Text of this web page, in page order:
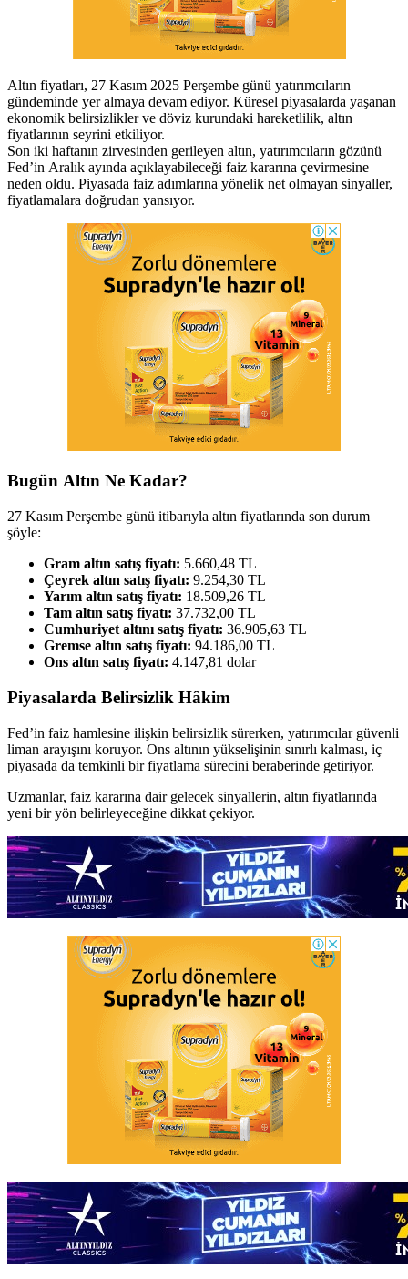
Altın fiyatları, 27 Kasım 2025 Perşembe günü yatırımcıların
gündeminde yer almaya devam ediyor. Küresel piyasalarda yaşanan
ekonomik belirsizlikler ve döviz kurundaki hareketlilik, altın
fiyatlarının seyrini etkiliyor.
Son iki haftanın zirvesinden gerileyen altın, yatırımcıların gözünü
Fed’in Aralık ayında açıklayabileceği faiz kararına çevirmesine
neden oldu. Piyasada faiz adımlarına yönelik net olmayan sinyaller,
fiyatlamalara doğrudan yansıyor.
Bugün Altın Ne Kadar?
27 Kasım Perşembe günü itibarıyla altın fiyatlarında son durum
şöyle:
Gram altın satış fiyatı: 5.660,48 TL
Çeyrek altın satış fiyatı: 9.254,30 TL
Yarım altın satış fiyatı: 18.509,26 TL
Tam altın satış fiyatı: 37.732,00 TL
Cumhuriyet altını satış fiyatı: 36.905,63 TL
Gremse altın satış fiyatı: 94.186,00 TL
Ons altın satış fiyatı: 4.147,81 dolar
Piyasalarda Belirsizlik Hâkim
Fed’in faiz hamlesine ilişkin belirsizlik sürerken, yatırımcılar güvenli
liman arayışını koruyor. Ons altının yükselişinin sınırlı kalması, iç
piyasada da temkinli bir fiyatlama sürecini beraberinde getiriyor.
Uzmanlar, faiz kararına dair gelecek sinyallerin, altın fiyatlarında
yeni bir yön belirleyeceğine dikkat çekiyor.